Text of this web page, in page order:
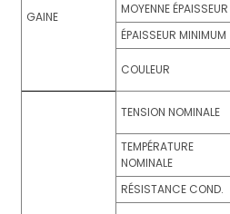
GAINE
MOYENNE ÉPAISSEUR
ÉPAISSEUR MINIMUM
COULEUR
TENSION NOMINALE
TEMPÉRATURE
NOMINALE
RÉSISTANCE COND.